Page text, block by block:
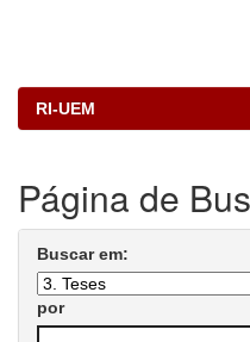
RI-UEM
Página de
Buscar em:
por